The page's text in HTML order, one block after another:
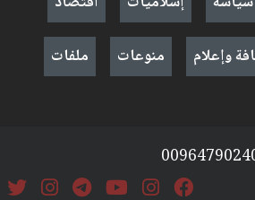
وإعلام منوعات ملفات